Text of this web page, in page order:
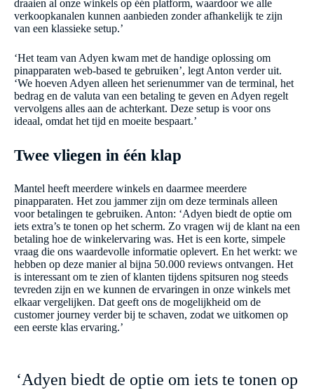
draaien al onze winkels op één platform, waardoor we alle
verkoopkanalen kunnen aanbieden zonder afhankelijk te zijn
van een klassieke setup.’
‘Het team van Adyen kwam met de handige oplossing om
pinapparaten web-based te gebruiken’, legt Anton verder uit.
‘We hoeven Adyen alleen het serienummer van de terminal, het
bedrag en de valuta van een betaling te geven en Adyen regelt
vervolgens alles aan de achterkant. Deze setup is voor ons
ideaal, omdat het tijd en moeite bespaart.’
Twee vliegen in één klap
Mantel heeft meerdere winkels en daarmee meerdere
pinapparaten. Het zou jammer zijn om deze terminals alleen
voor betalingen te gebruiken. Anton: ‘Adyen biedt de optie om
iets extra’s te tonen op het scherm. Zo vragen wij de klant na een
betaling hoe de winkelervaring was. Het is een korte, simpele
vraag die ons waardevolle informatie oplevert. En het werkt: we
hebben op deze manier al bijna 50.000 reviews ontvangen. Het
is interessant om te zien of klanten tijdens spitsuren nog steeds
tevreden zijn en we kunnen de ervaringen in onze winkels met
elkaar vergelijken. Dat geeft ons de mogelijkheid om de
customer journey verder bij te schaven, zodat we uitkomen op
een eerste klas ervaring.’
‘Adyen biedt de optie om iets te tonen op